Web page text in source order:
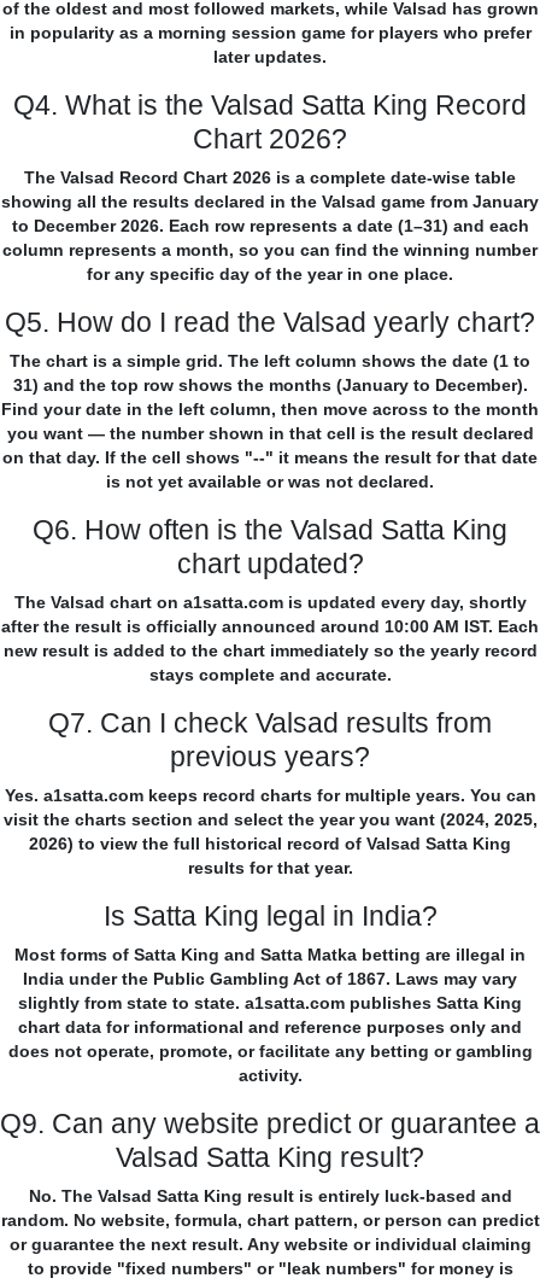
of the oldest and most followed markets, while Valsad has grown
in popularity as a morning session game for players who prefer
later updates.
Q4. What is the Valsad Satta King Record
Chart 2026?
The Valsad Record Chart 2026 is a complete date-wise table
showing all the results declared in the Valsad game from January
to December 2026. Each row represents a date (1–31) and each
column represents a month, so you can find the winning number
for any specific day of the year in one place.
Q5. How do I read the Valsad yearly chart?
The chart is a simple grid. The left column shows the date (1 to
31) and the top row shows the months (January to December).
Find your date in the left column, then move across to the month
you want — the number shown in that cell is the result declared
on that day. If the cell shows "--" it means the result for that date
is not yet available or was not declared.
Q6. How often is the Valsad Satta King
chart updated?
The Valsad chart on a1satta.com is updated every day, shortly
after the result is officially announced around 10:00 AM IST. Each
new result is added to the chart immediately so the yearly record
stays complete and accurate.
Q7. Can I check Valsad results from
previous years?
Yes. a1satta.com keeps record charts for multiple years. You can
visit the charts section and select the year you want (2024, 2025,
2026) to view the full historical record of Valsad Satta King
results for that year.
Is Satta King legal in India?
Most forms of Satta King and Satta Matka betting are illegal in
India under the Public Gambling Act of 1867. Laws may vary
slightly from state to state. a1satta.com publishes Satta King
chart data for informational and reference purposes only and
does not operate, promote, or facilitate any betting or gambling
activity.
Q9. Can any website predict or guarantee a
Valsad Satta King result?
No. The Valsad Satta King result is entirely luck-based and
random. No website, formula, chart pattern, or person can predict
or guarantee the next result. Any website or individual claiming
to provide "fixed numbers" or "leak numbers" for money is